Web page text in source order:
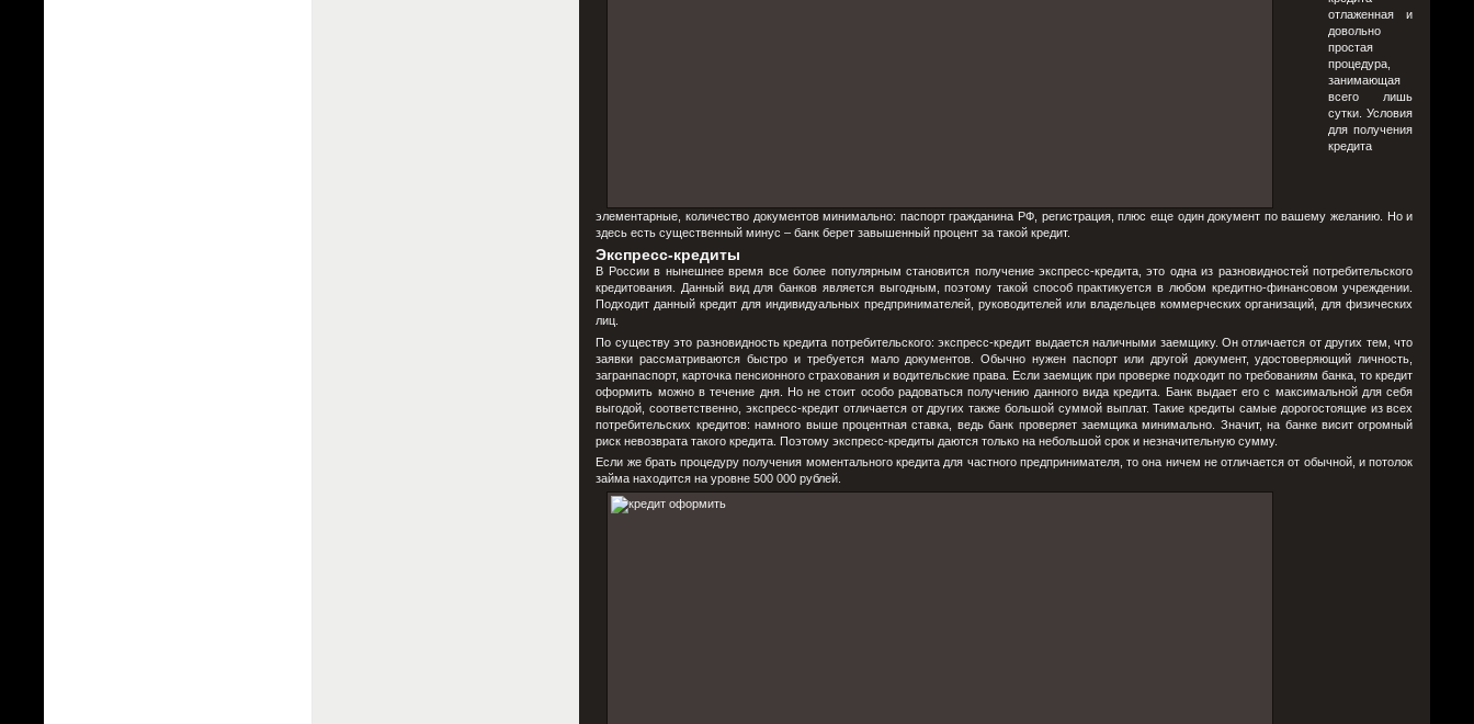
отлаженная и
довольно
простая
процедура,
занимающая
всего лишь
сутки. Условия
для получения
кредита
элементарные, количество документов минимально: паспорт гражданина РФ, регистрация, плюс еще один документ по вашему желанию. Но и
здесь есть существенный минус – банк берет завышенный процент за такой кредит.
Экспресс-кредиты
В России в нынешнее время все более популярным становится получение экспресс-кредита, это одна из разновидностей потребительского
кредитования. Данный вид для банков является выгодным, поэтому такой способ практикуется в любом кредитно-финансовом учреждении.
Подходит данный кредит для индивидуальных предпринимателей, руководителей или владельцев коммерческих организаций, для физических
лиц.
По существу это разновидность кредита потребительского: экспресс-кредит выдается наличными заемщику. Он отличается от других тем, что
заявки рассматриваются быстро и требуется мало документов. Обычно нужен паспорт или другой документ, удостоверяющий личность,
загранпаспорт, карточка пенсионного страхования и водительские права. Если заемщик при проверке подходит по требованиям банка, то кредит
оформить можно в течение дня. Но не стоит особо радоваться получению данного вида кредита. Банк выдает его с максимальной для себя
выгодой, соответственно, экспресс-кредит отличается от других также большой суммой выплат. Такие кредиты самые дорогостоящие из всех
потребительских кредитов: намного выше процентная ставка, ведь банк проверяет заемщика минимально. Значит, на банке висит огромный
риск невозврата такого кредита. Поэтому экспресс-кредиты даются только на небольшой срок и незначительную сумму.
Если же брать процедуру получения моментального кредита для частного предпринимателя, то она ничем не отличается от обычной, и потолок
займа находится на уровне 500 000 рублей.